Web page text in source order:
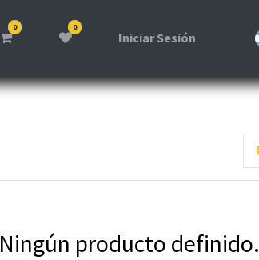
0 0
Iniciar Sesión
Ningún producto definido.